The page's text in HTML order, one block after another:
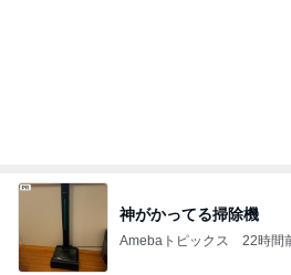
Amebaトピックス
記事を読む